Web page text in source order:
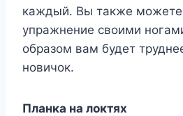
каждый. Вы также можете
упражнение своими
образом вам будет
новичок.
Планка на локтях